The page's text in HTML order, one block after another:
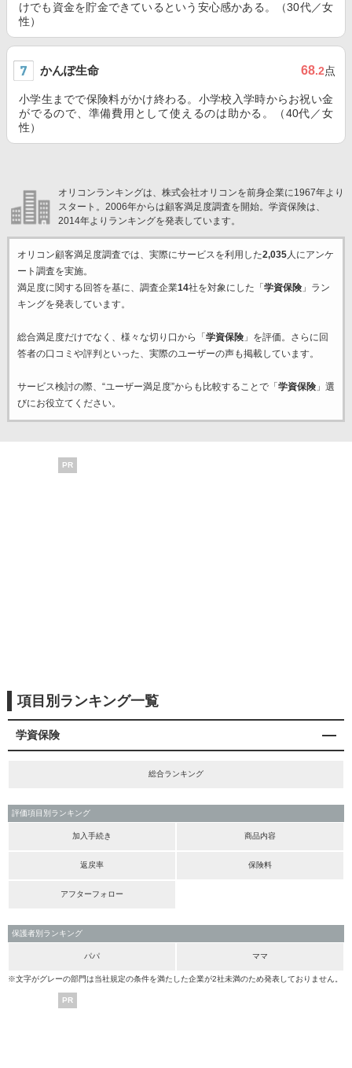
けでも資金を貯金できているという安心感かある。（30代／女
性）
かんぽ生命 68.2点
小学生までで保険料がかけ終わる。小学校入学時からお祝い金
がでるので、準備費用として使えるのは助かる。（40代／女
性）
オリコンランキングは、株式会社オリコンを前身企業に1967年より
スタート。2006年からは顧客満足度調査を開始。学資保険は、
2014年よりランキングを発表しています。
オリコン顧客満足度調査では、実際にサービスを利用した2,035人にアンケ
ート調査を実施。
満足度に関する回答を基に、調査企業14社を対象にした「 学資保険」ラン
キングを発表しています。
総合満足度だけでなく、様々な切り口から「 学資保険」を評価。さらに回
答者の口コミや評判といった、実際のユーザーの声も掲載しています。
サービス検討の際、“ユーザー満足度”からも比較することで「 学資保険」選
びにお役立てください。
PR
項目別ランキング一覧
学資保険
総合ランキング
評価項目別ランキング
加入手続き 商品内容
返戻率 保険料
アフターフォロー
保護者別ランキング
パパ ママ
※文字がグレーの部門は当社規定の条件を満たした企業が2社未満のため発表しておりません。
PR